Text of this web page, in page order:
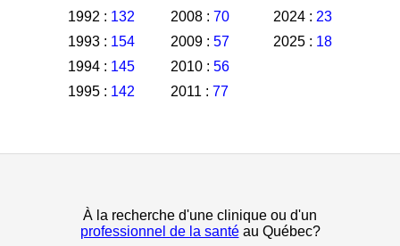
1992 : 132
1993 : 154
1994 : 145
1995 : 142
2008 : 70
2009 : 57
2010 : 56
2011 : 77
2024 : 23
2025 : 18
À la recherche d'une clinique ou d'un
professionnel de la santéau Québec?